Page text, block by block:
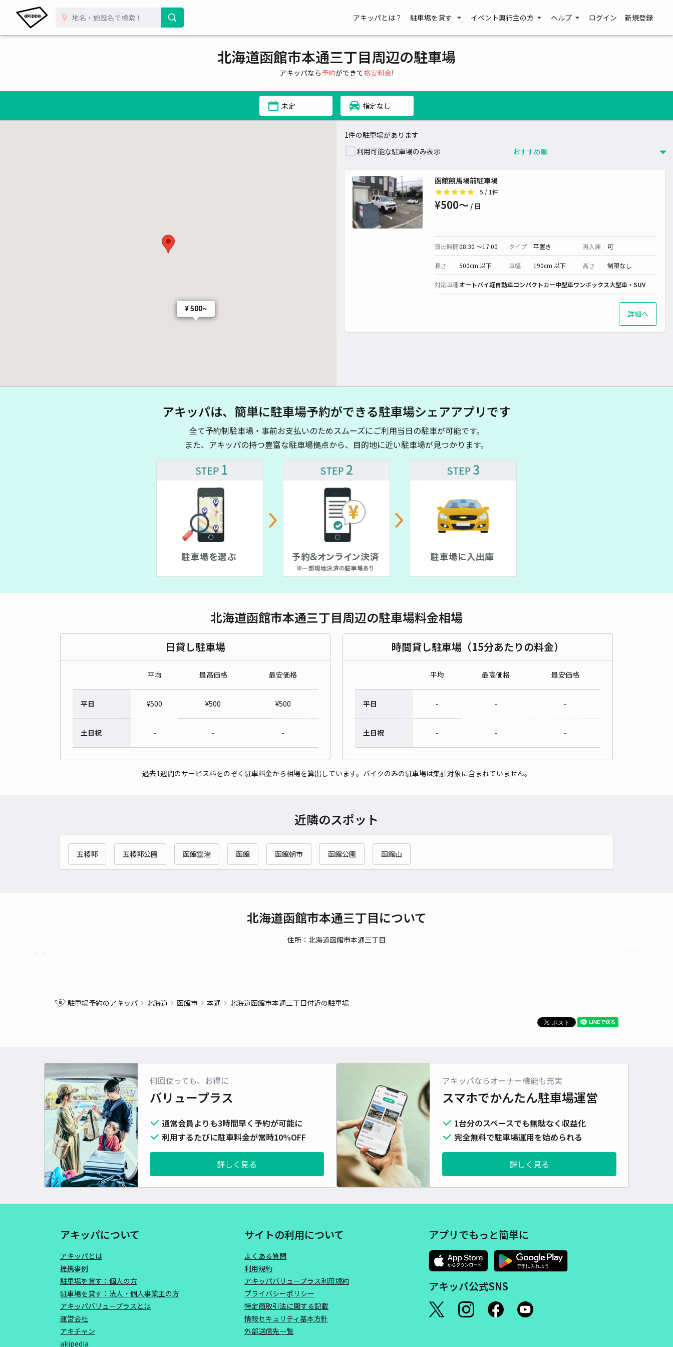
アキッパとは？ 駐車場を貸す イベント興行主の方 ヘルプ ログイン 新規登録
北海道函館市本通三丁目周辺の駐車場
アキッパなら予約ができて格安料金!
未定 指定なし
¥ 500~
1件の駐車場があります
利用可能な駐車場のみ表示
函館競馬場前駐車場
5 / 1件
¥500〜 / 日
貸出時間08:30 〜17:00 タイプ 平置き 再入庫 可
長さ 500cm 以下 車幅 190cm 以下 高さ 制限なし
対応車種オートバイ軽自動車コンパクトカー中型車ワンボックス大型車・SUV
詳細へ
アキッパは、簡単に駐車場予約ができる駐車場シェアアプリです
全て予約制駐車場・事前お支払いのためスムーズにご利用当日の駐車が可能です。
また、アキッパの持つ豊富な駐車場拠点から、目的地に近い駐車場が見つかります。
北海道函館市本通三丁目周辺の駐車場料金相場
日貸し駐車場
平均 最高価格 最安価格
平日 ¥500 ¥500 ¥500
土日祝 - - -
時間貸し駐車場（15分あたりの料金）
平均 最高価格 最安価格
平日 - - -
土日祝 - - -
過去1週間のサービス料をのぞく駐車料金から相場を算出しています。バイクのみの駐車場は集計対象に含まれていません。
近隣のスポット
五稜郭 五稜郭公園 函館空港 函館 函館朝市 函館公園 函館山
北海道函館市本通三丁目について
住所：北海道函館市本通三丁目
駐車場予約のアキッパ 北海道 函館市 本通 北海道函館市本通三丁目付近の駐車場
何回使っても、お得に
バリュープラス
通常会員よりも3時間早く予約が可能に
利用するたびに駐車料金が常時10%OFF
詳しく見る
アキッパならオーナー機能も充実
スマホでかんたん駐車場運営
1台分のスペースでも無駄なく収益化
完全無料で駐車場運用を始められる
詳しく見る
アキッパについて
アキッパとは
提携事例
駐車場を貸す：個人の方
駐車場を貸す：法人・個人事業主の方
アキッパバリュープラスとは
運営会社
アキチャン
akipedia
サイトの利用について
よくある質問
利用規約
アキッパバリュープラス利用規約
プライバシーポリシー
特定商取引法に関する記載
情報セキュリティ基本方針
外部送信先一覧
アプリでもっと簡単に
アキッパ公式SNS